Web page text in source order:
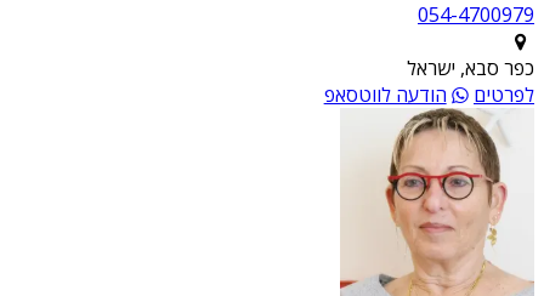
054-4700979
כפר סבא, ישראל
לפרטים
הודעה לווטסאפ